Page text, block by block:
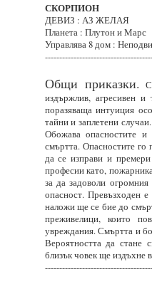
СКОРПИОН
ДЕВИЗ : АЗ ЖЕЛАЯ
Планета : Плутон и Марс
Управлява 8 дом :
Общи приказки.
издържлив, агресивен
поразяваща интуиция
тайни и заплетени
Обожава опасностите и
смъртта. Опасностите го
да се изправи и
професии като,
за да задоволи
опасност. Превъзходен
наложи ще се бие до
преживелици, които
увреждания. Смъртта и
Вероятността да стане
близък човек ще издъхне